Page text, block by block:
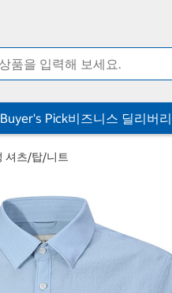
Buyer's Pick비즈니스 딜리버리
셔츠/탑/니트